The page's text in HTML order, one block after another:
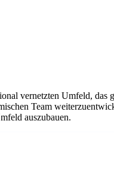
vernetzten Umfeld, das
Team
auszubauen.